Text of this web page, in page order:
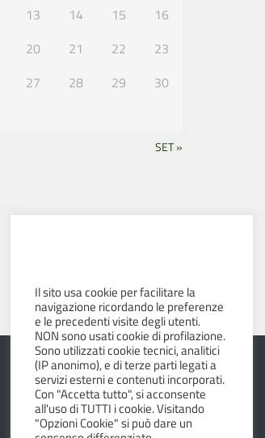
13 14 15
16
20 21 22
23
27 28 29
30
SET »
Il sito usa cookie per facilitare la
navigazione ricordando le preferenze
e le precedenti visite degli utenti.
NON sono usati cookie di profilazione.
Sono utilizzati cookie tecnici, analitici
(IP anonimo), e di terze parti legati a
servizi esterni e contenuti incorporati.
Con "Accetta tutto", si acconsente
all'uso di TUTTI i cookie. Visitando
"Opzioni Cookie" si può dare un